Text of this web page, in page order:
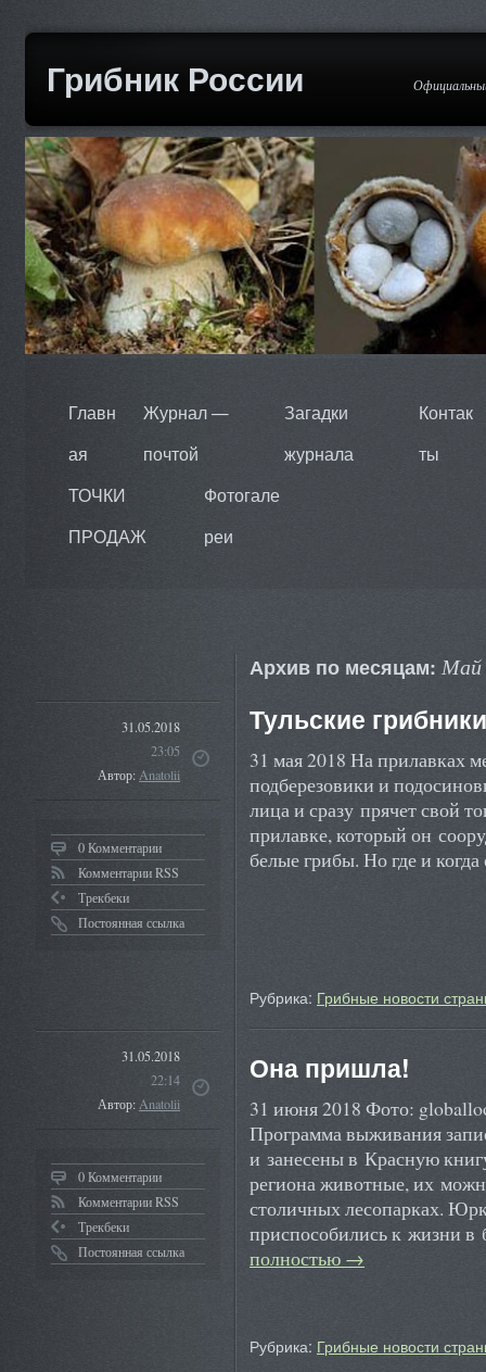
Грибник России
Главн
ая
Журнал —
почтой
Загадки
журнала
Контак
ты
ТОЧКИ
ПРОДАЖ
Фотогале
реи
Архив по месяцам: Май
31.05.2018
23:05
Автор:Anatolii
0 Комментарии
Комментарии RSS
Трекбеки
Постоянная ссылка
Тульские
31 мая 2018 На прилавках
подберезовики и
лица и сразу прячет свой
прилавке, который он
белые грибы. Но где и
Рубрика: Грибные новости
31.05.2018
22:14
Автор:Anatolii
0 Комментарии
Комментарии RSS
Трекбеки
Постоянная ссылка
Она пришла!
31 июня 2018 Фото:
Программа выживания
и занесены в Красную
региона животные, их
столичных лесопарках.
приспособились к жизни
полностью →
Рубрика: Грибные новости